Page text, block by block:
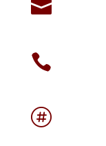


